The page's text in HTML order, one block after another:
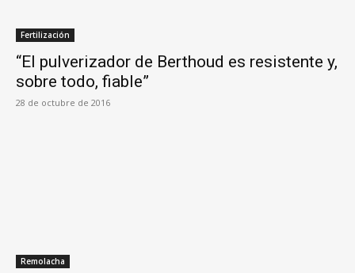
Fertilización
“El pulverizador de Berthoud es resistente y,
sobre todo, fiable”
28 de octubre de 2016
Remolacha